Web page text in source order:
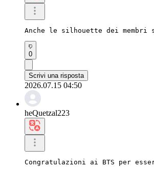
Anche le silhouette dei
0
Scrivi una risposta
2026.07.15 04:50
heQuetzal223
Congratulazioni ai BTS per